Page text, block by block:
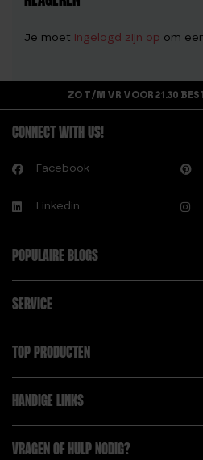
Je moet ingelogd zijn op om
ZO T/M VR VOOR 21.30
CONNECT WITH US!
Facebook
Linkedin
POPULAIRE BLOGS
SERVICE
TOP PRODUCTEN
HANDIGE LINKS
VRAGEN OF HULP NODIG?